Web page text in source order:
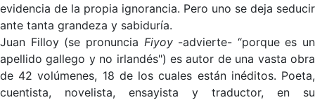
evidencia de la propia ignorancia. Pero uno se deja seducir
ante tanta grandeza y sabiduría.
Juan Filloy (se pronuncia Fiyoy-advierte- “porque es un
apellido gallego y no irlandés") es autor de una vasta obra
de 42 volúmenes, 18 de los cuales están inéditos. Poeta,
cuentista, novelista, ensayista y traductor, en su